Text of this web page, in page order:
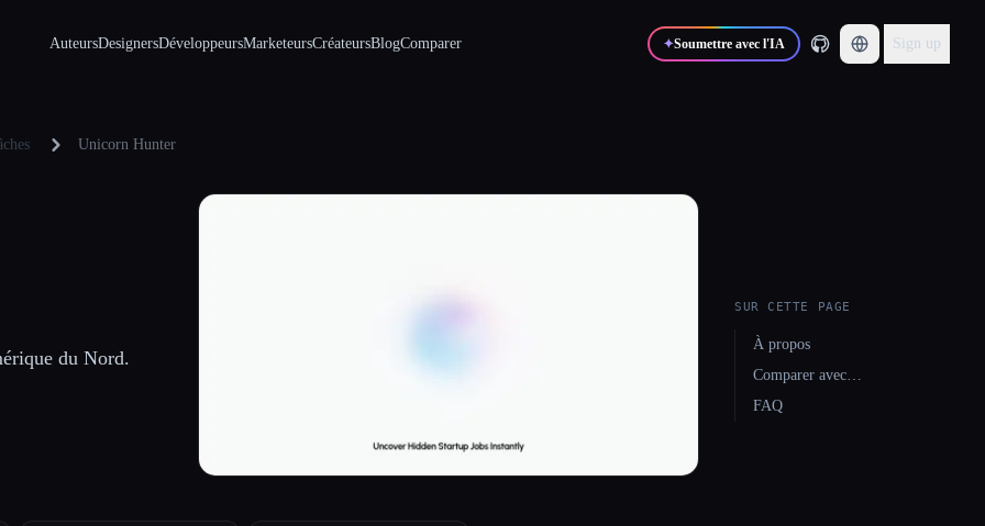
AuteursDesignersDéveloppeursMarketeursCréateursBlogComparer ✦Soumettre avec l'IA Sign up
Unicorn Hunter
du Nord.
SUR CETTE PAGE
À propos
Comparer avec…
FAQ